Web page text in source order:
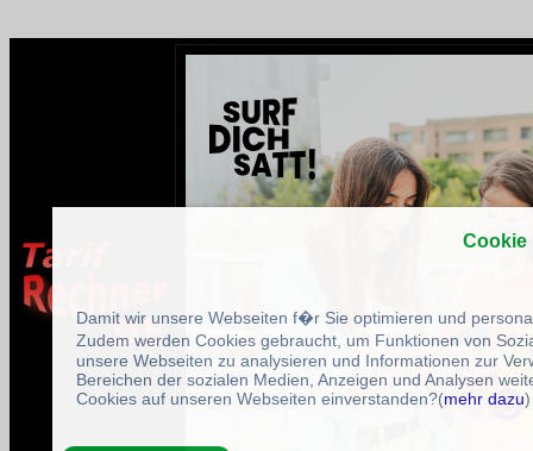
Cookie
Damit wir unsere Webseiten f�r Sie optimieren und
Zudem werden Cookies gebraucht, um Funktionen von
unsere Webseiten zu analysieren und Informationen zur
Bereichen der sozialen Medien, Anzeigen und Analysen
Cookies auf unseren Webseiten einverstanden?(mehr dazu)